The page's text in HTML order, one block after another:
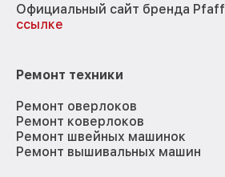
Официальный сайт бренда
ссылке
Ремонт техники
Ремонт оверлоков
Ремонт коверлоков
Ремонт швейных машинок
Ремонт вышивальных машин